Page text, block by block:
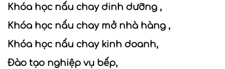
Khóa học nấu chay dinh dưỡng ,
Khóa học nấu chay mở nhà hàng ,
Khóa học nấu chay kinh doanh,
Đào tạo nghiệp vụ bếp,